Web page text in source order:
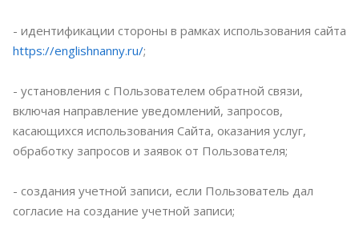
- идентификации стороны в рамках использования сайта
https://englishnanny.ru/;
- установления с Пользователем обратной связи,
включая направление уведомлений, запросов,
касающихся использования Сайта, оказания услуг,
обработку запросов и заявок от Пользователя;
- создания учетной записи, если Пользователь дал
согласие на создание учетной записи;